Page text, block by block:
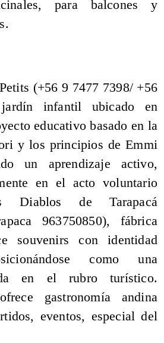
para balcones y
(+56 9 7477 7398/ +56
infantil ubicado en
educativo basado en la
y los principios de Emmi
un aprendizaje activo,
en el acto voluntario
de Tarapacá
963750850), fábrica
souvenirs con identidad
como una
en el rubro turístico.
gastronomía andina
eventos, especial del